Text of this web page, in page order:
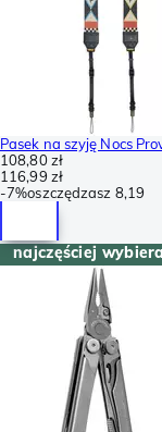
Pasek na szyję Nocs
108,80 zł
116,99 zł
-7%oszczędzasz 8,19
najczęściej